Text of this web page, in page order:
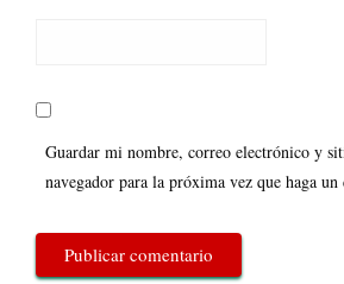
Guardar mi nombre, correo electrónico y
navegador para la próxima vez que haga